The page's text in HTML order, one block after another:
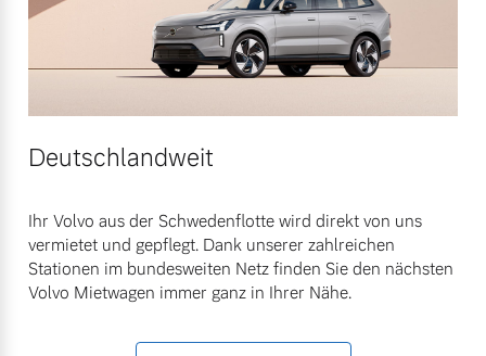
Deutschlandweit
Ihr Volvo aus der Schwedenflotte wird direkt von uns
vermietet und gepflegt. Dank unserer zahlreichen
Stationen im bundesweiten Netz finden Sie den nächsten
Volvo Mietwagen immer ganz in Ihrer Nähe.